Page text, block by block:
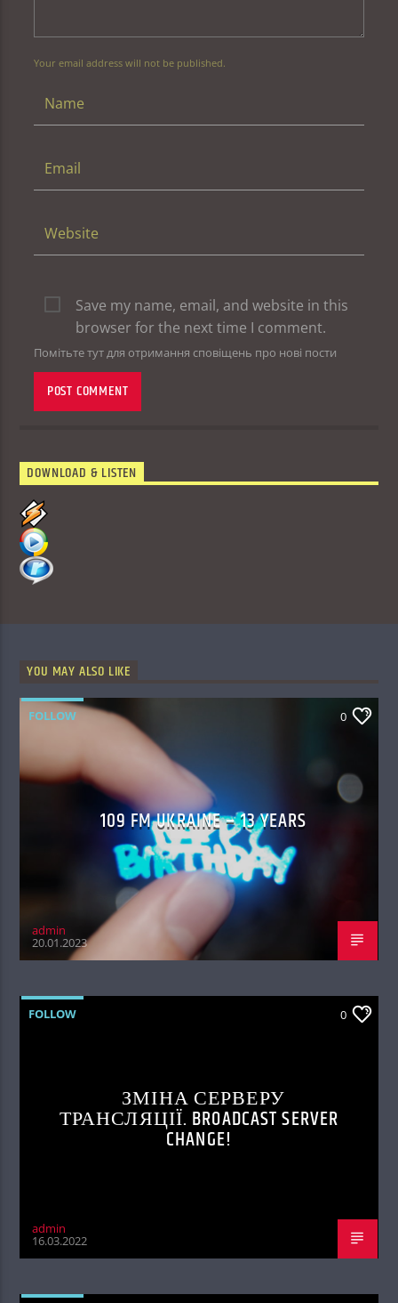
Your email address will not be published.
Save my name, email, and website in this
browser for the next time I comment.
Помітьте тут для отримання сповіщень про нові пости
DOWNLOAD & LISTEN
YOU MAY ALSO LIKE
FOLLOW 0
109 FM UKRAINE – 13 YEARS
admin
20.01.2023
FOLLOW 0
ЗМІНА СЕРВЕРУ
ТРАНСЛЯЦІЇ. BROADCAST SERVER
CHANGE!
admin
16.03.2022